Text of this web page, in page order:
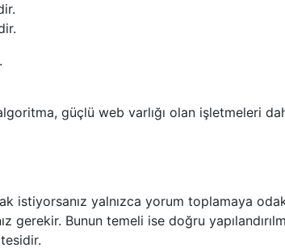
güçlü web varlığı olan işletmeleri
istiyorsanız yalnızca yorum toplamaya
Bunun temeli ise doğru